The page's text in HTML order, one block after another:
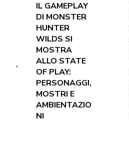
IL GAMEPLAY
DI MONSTER
HUNTER
WILDS SI
MOSTRA
ALLO STATE
OF PLAY:
PERSONAGGI,
MOSTRI E
AMBIENTAZIO
NI